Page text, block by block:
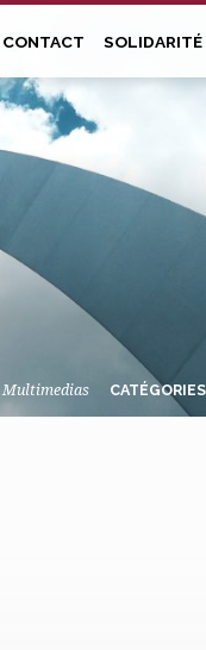
CONTACT SOLIDARITÉ
Multimedias CATÉGORIES